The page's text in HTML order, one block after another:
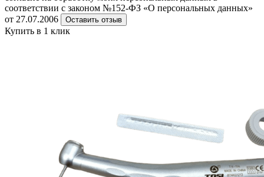
соответствии с законом №152-ФЗ «О персональных данных»
от 27.07.2006
Оставить отзыв
Купить в 1 клик